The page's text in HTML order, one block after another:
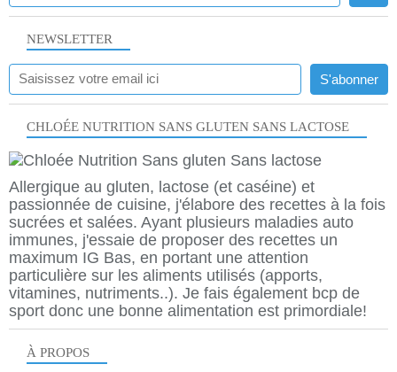
NEWSLETTER
CHLOÉE NUTRITION SANS GLUTEN SANS LACTOSE
Allergique au gluten, lactose (et caséine) et
passionnée de cuisine, j'élabore des recettes à la fois
sucrées et salées. Ayant plusieurs maladies auto
immunes, j'essaie de proposer des recettes un
maximum IG Bas, en portant une attention
particulière sur les aliments utilisés (apports,
vitamines, nutriments..). Je fais également bcp de
sport donc une bonne alimentation est primordiale!
À PROPOS